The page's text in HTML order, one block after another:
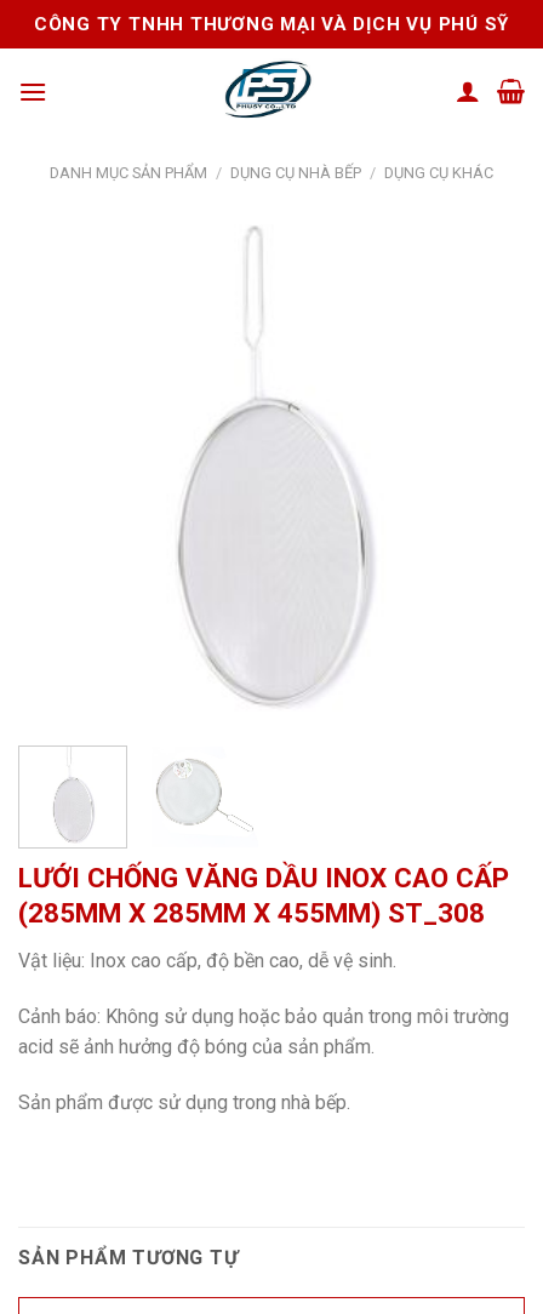
Skip
to
CÔNG TY TNHH THƯƠNG MẠI VÀ DỊCH VỤ PHÚ SỸ
DANH MỤC SẢN PHẨM / DỤNG CỤ NHÀ BẾP / DỤNG CỤ KHÁC
LƯỚI CHỐNG VĂNG DẦU INOX CAO CẤP
(285MM X 285MM X 455MM) ST_308
Vật liệu: Inox cao cấp, độ bền cao, dễ vệ sinh.
Cảnh báo: Không sử dụng hoặc bảo quản trong môi trường
acid sẽ ảnh hưởng độ bóng của sản phẩm.
Sản phẩm được sử dụng trong nhà bếp.
SẢN PHẨM TƯƠNG TỰ